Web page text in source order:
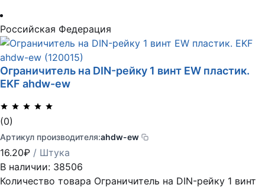
Российская Федерация
Ограничитель на DIN-рейку 1 винт EW пластик.
EKF ahdw-ew
(0)
Артикул производителя:ahdw-ew
16.20₽ / Штука
В наличии: 38506
Количество товара Ограничитель на DIN-рейку 1 винт